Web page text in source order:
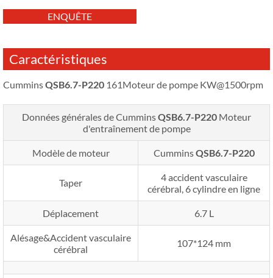
ENQUÊTE
Caractéristiques
CumminsQSB6.7-P220 161Moteur de pompe KW@1500rpm
Données générales de CumminsQSB6.7-P220 Moteur
d'entraînement de pompe
Modèle de moteur CumminsQSB6.7-P220
Taper
4 accident vasculaire
cérébral, 6 cylindre en ligne
Déplacement 6.7 L
Alésage&Accident vasculaire
cérébral
107*124 mm